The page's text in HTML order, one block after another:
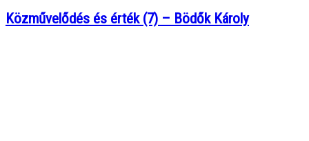
Közművelődés és érték (7) – Bödők Károly